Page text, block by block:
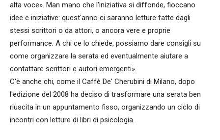
alta voce». Man mano che l'iniziativa si diffonde, fioccano
idee e iniziative: quest'anno ci saranno letture fatte dagli
stessi scrittori o da attori, o ancora vere e proprie
performance. A chi ce lo chiede, possiamo dare consigli su
come organizzare la serata ed eventualmente aiutare a
contattare scrittori e autori emergenti».
C'è anche chi, come il Caffè De' Cherubini di Milano, dopo
l'edizione del 2008 ha deciso di trasformare una serata ben
riuscita in un appuntamento fisso, organizzando un ciclo di
incontri con letture di libri di psicologia.